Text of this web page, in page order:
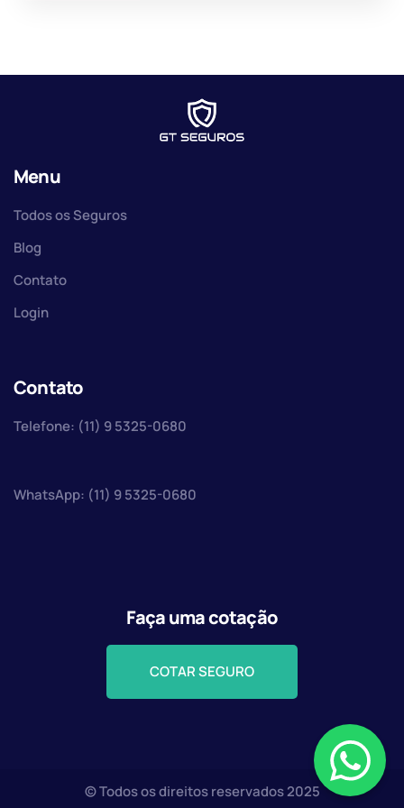
Menu
Todos os Seguros
Blog
Contato
Login
Contato
Telefone: (11) 9 5325-0680
WhatsApp: (11) 9 5325-0680
Faça uma cotação
COTAR SEGURO
© Todos os direitos reservados 2025